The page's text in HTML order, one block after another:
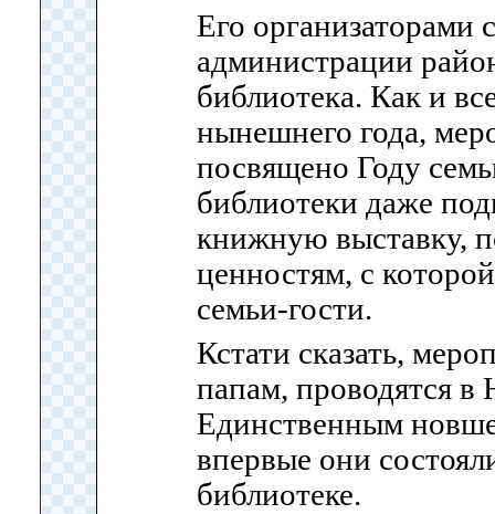
Его организаторами
администрации
библиотека. Как и
нынешнего года,
посвящено Году
библиотеки даже
книжную выставку,
ценностям, с
семьи-гости.
Кстати сказать,
папам, проводятся в
Единственным
впервые они
библиотеке.